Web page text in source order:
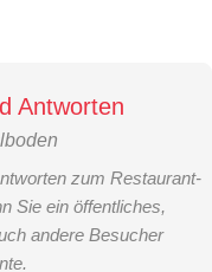
Antworten
zum Restaurant-
Sie ein öffentliches,
andere Besucher